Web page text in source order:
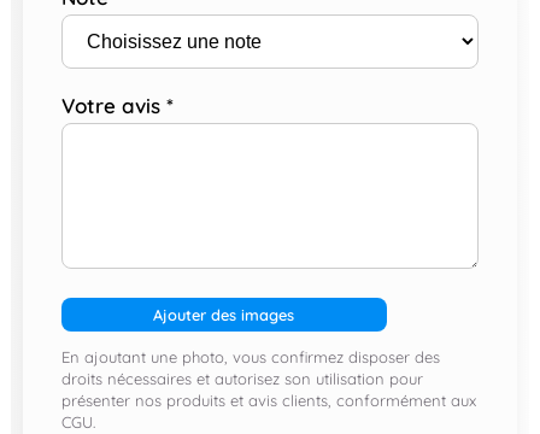
Votre avis *
Ajouter des images
En ajoutant une photo, vous confirmez disposer des
droits nécessaires et autorisez son utilisation pour
présenter nos produits et avis clients, conformément aux
CGU.